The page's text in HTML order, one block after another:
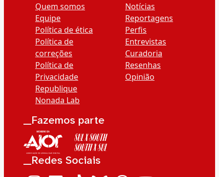
Quem somos
Equipe
Política de ética
Política de
correções
Política de
Privacidade
Republique
Nonada Lab
Notícias
Reportagens
Perfis
Entrevistas
Curadoria
Resenhas
Opinião
__Fazemos parte
__Redes Sociais